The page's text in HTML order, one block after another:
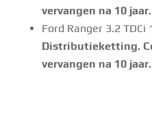
vervangen na 10 jaar.
Ford Ranger 3.2 TDCi
Distributieketting.
vervangen na 10 jaar.